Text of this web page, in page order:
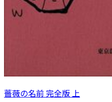
薔薇の名前 完全版 上